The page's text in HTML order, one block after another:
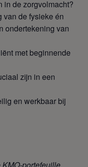
in de zorgvolmacht?
van de fysieke én
ondertekening van
met beginnende
zijn in een
en werkbaar bij
portefeuille